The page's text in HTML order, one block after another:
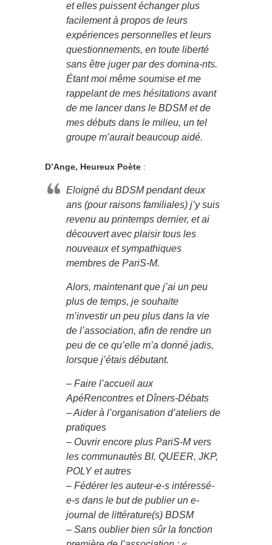
et elles puissent échanger plus
facilement à propos de leurs
expériences personnelles et leurs
questionnements, en toute liberté
sans être juger par des domina-nts.
Étant moi même soumise et me
rappelant de mes hésitations avant
de me lancer dans le BDSM et de
mes débuts dans le milieu, un tel
groupe m’aurait beaucoup aidé.
D’Ange, Heureux Poète :
Eloigné du BDSM pendant deux
ans (pour raisons familiales) j’y suis
revenu au printemps dernier, et ai
découvert avec plaisir tous les
nouveaux et sympathiques
membres de PariS-M.
Alors, maintenant que j’ai un peu
plus de temps, je souhaite
m’investir un peu plus dans la vie
de l’association, afin de rendre un
peu de ce qu’elle m’a donné jadis,
lorsque j’étais débutant.
– Faire l’accueil aux
ApéRencontres et Dîners-Débats
– Aider à l’organisation d’ateliers de
pratiques
– Ouvrir encore plus PariS-M vers
les communautés BI, QUEER, JKP,
POLY et autres
– Fédérer les auteur-e-s intéressé-
e-s dans le but de publier un e-
journal de littérature(s) BDSM
– Sans oublier bien sûr la fonction